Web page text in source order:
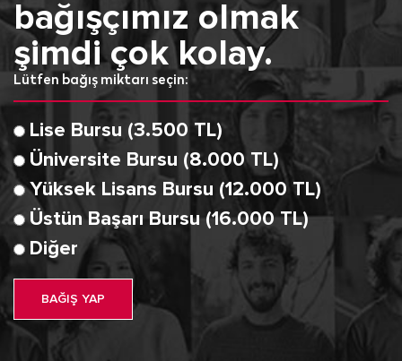
bağışçımız olmak
şimdi çok kolay.
Lütfen bağış miktarı seçin:
Lise Bursu (3.500 TL)
Üniversite Bursu (8.000 TL)
Yüksek Lisans Bursu (12.000 TL)
Üstün Başarı Bursu (16.000 TL)
Diğer
BAĞIŞ YAP